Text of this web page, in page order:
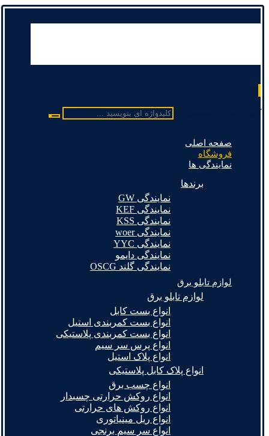
کلیدواژه ای بنویسید ...
صفحه اصلی
فروشگاه
نمایندگی ها
برندها
نمایندگی GW
نمایندگی KEF
نمایندگی KSS
نمایندگی woer
نمایندگی YYC
نمایندگی دایمو
نمایندگی گلند OSCG
لوازم تابلو برق
لوازم تابلو برق
انواع بست کابل
انواع بست کمربندی استیل
انواع بست کمربندی پلاستیکی
انواع پرس سر سیم
انواع پلاک استیل
انواع پلاک کابل پلاستیکی
انواع چسب برق
انواع روکش حرارتی چسبدار
انواع روکش های حرارتی
انواع ریل مینیاتوری
انواع سر سیم برنجی